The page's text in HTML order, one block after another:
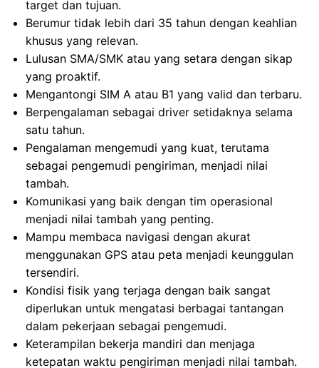
target dan tujuan.
Berumur tidak lebih dari 35 tahun dengan keahlian
khusus yang relevan.
Lulusan SMA/SMK atau yang setara dengan sikap
yang proaktif.
Mengantongi SIM A atau B1 yang valid dan terbaru.
Berpengalaman sebagai driver setidaknya selama
satu tahun.
Pengalaman mengemudi yang kuat, terutama
sebagai pengemudi pengiriman, menjadi nilai
tambah.
Komunikasi yang baik dengan tim operasional
menjadi nilai tambah yang penting.
Mampu membaca navigasi dengan akurat
menggunakan GPS atau peta menjadi keunggulan
tersendiri.
Kondisi fisik yang terjaga dengan baik sangat
diperlukan untuk mengatasi berbagai tantangan
dalam pekerjaan sebagai pengemudi.
Keterampilan bekerja mandiri dan menjaga
ketepatan waktu pengiriman menjadi nilai tambah.